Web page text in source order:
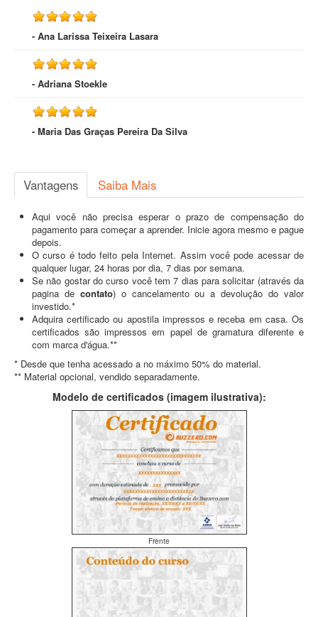
- Ana Larissa Teixeira Lasara
- Adriana Stoekle
- Maria Das Graças Pereira Da Silva
Vantagens Saiba Mais
Aqui você não precisa esperar o prazo de compensação do
pagamento para começar a aprender. Inicie agora mesmo e pague
depois.
O curso é todo feito pela Internet. Assim você pode acessar de
qualquer lugar, 24 horas por dia, 7 dias por semana.
Se não gostar do curso você tem 7 dias para solicitar (através da
pagina de contato) o cancelamento ou a devolução do valor
investido.*
Adquira certificado ou apostila impressos e receba em casa. Os
certificados são impressos em papel de gramatura diferente e
com marca d'água.**
* Desde que tenha acessado a no máximo 50% do material.
** Material opcional, vendido separadamente.
Modelo de certificados (imagem ilustrativa):
Frente